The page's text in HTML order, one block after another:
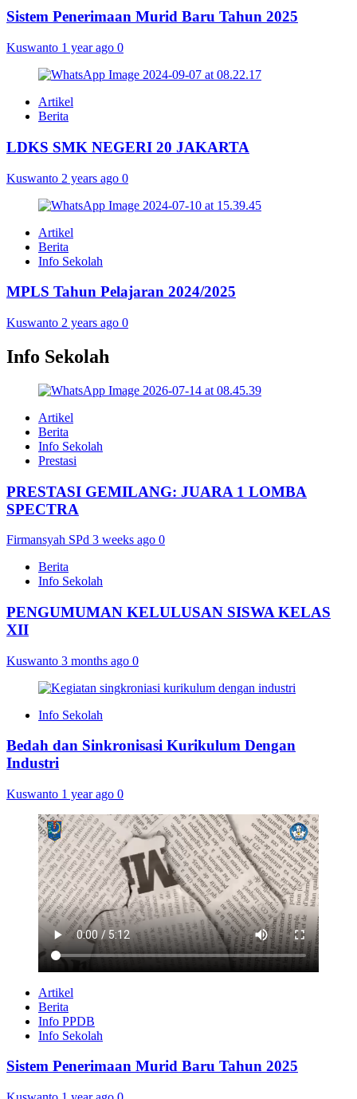
Sistem Penerimaan Murid Baru Tahun 2025
Kuswanto 1 year ago 0
Artikel
Berita
LDKS SMK NEGERI 20 JAKARTA
Kuswanto 2 years ago 0
Artikel
Berita
Info Sekolah
MPLS Tahun Pelajaran 2024/2025
Kuswanto 2 years ago 0
Info Sekolah
Artikel
Berita
Info Sekolah
Prestasi
PRESTASI GEMILANG: JUARA 1 LOMBA
SPECTRA
Firmansyah SPd 3 weeks ago 0
Berita
Info Sekolah
PENGUMUMAN KELULUSAN SISWA KELAS
XII
Kuswanto 3 months ago 0
Info Sekolah
Bedah dan Sinkronisasi Kurikulum Dengan
Industri
Kuswanto 1 year ago 0
Artikel
Berita
Info PPDB
Info Sekolah
Sistem Penerimaan Murid Baru Tahun 2025